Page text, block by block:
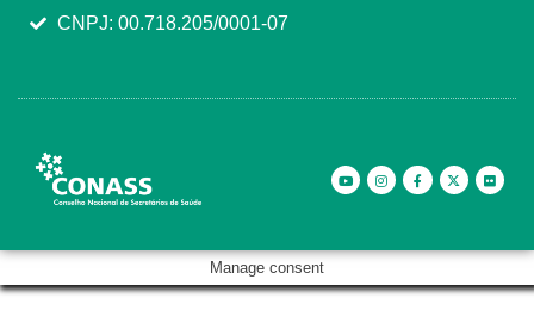
CNPJ: 00.718.205/0001-07
Manage consent